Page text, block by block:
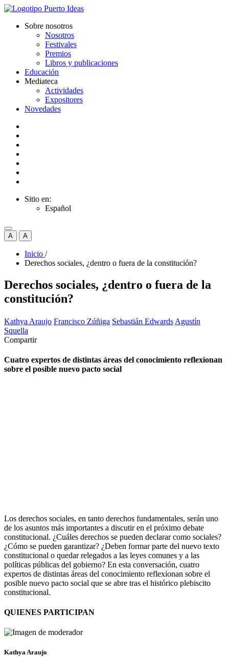
Sobre nosotros
Nosotros
Festivales
Premios
Libros y publicaciones
Educación
Mediateca
Actividades
Expositores
Novedades
Sitio en:
Español
A A
Inicio /
Derechos sociales, ¿dentro o fuera de la constitución?
Derechos sociales, ¿dentro o fuera de la
constitución?
Kathya Araujo Francisco Zúñiga Sebastián Edwards Agustín
Squella
Compartir
Cuatro expertos de distintas áreas del conocimiento reflexionan
sobre el posible nuevo pacto social
Los derechos sociales, en tanto derechos fundamentales, serán uno
de los asuntos más importantes a discutir en el próximo debate
constitucional. ¿Cuáles derechos se pueden declarar como sociales?
¿Cómo se pueden garantizar? ¿Deben formar parte del nuevo texto
constitucional o quedar relegados a las leyes comunes y a las
políticas públicas del gobierno? En esta conversación, cuatro
expertos de distintas áreas del conocimiento reflexionan sobre el
posible nuevo pacto social que se abre tras el histórico plebiscito
constitucional.
QUIENES PARTICIPAN
Kathya Araujo